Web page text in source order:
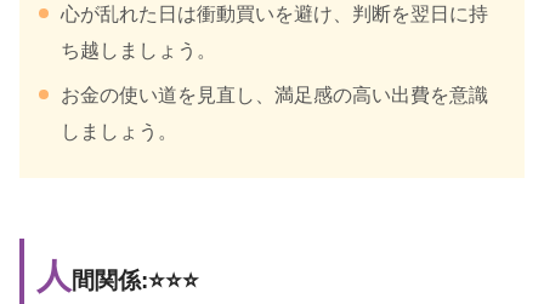
心が乱れた日は衝動買いを避け、判断を翌日に持
ち越しましょう。
お金の使い道を見直し、満足感の高い出費を意識
しましょう。
人 間関係:⭐️⭐️⭐️